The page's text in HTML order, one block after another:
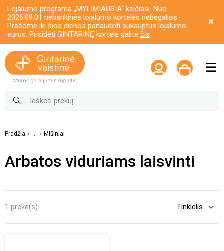
Lojalumo programa „MYLIMIAUSIA“ keičiasi. Nuo
2026.09.01 nebankinės lojalumo kortelės nebegalios.
Prašome iki šios dienos panaudoti sukauptus lojalumo
eurus. Prisidėti GINTARINĘ kortelę galite čia
Pradžia ... Mišiniai
Arbatos viduriams laisvinti
1 prekė(s)